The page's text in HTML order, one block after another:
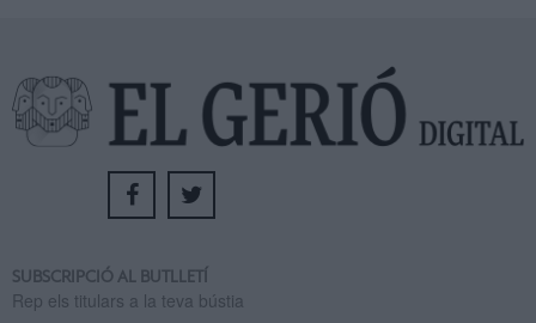
SUBSCRIPCIÓ AL BUTLLETÍ
Rep els titulars a la teva bústia